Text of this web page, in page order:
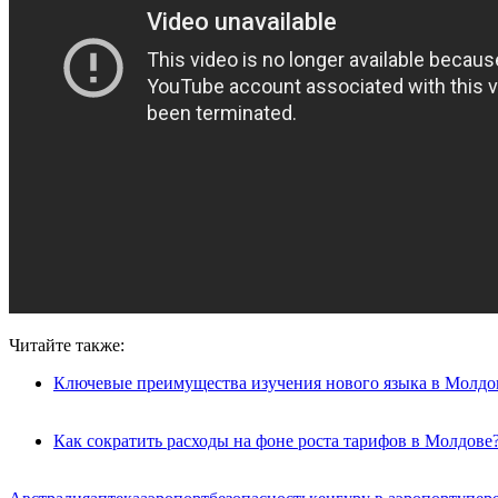
Читайте также:
Ключевые преимущества изучения нового языка в
Как сократить расходы на фоне роста тарифов в